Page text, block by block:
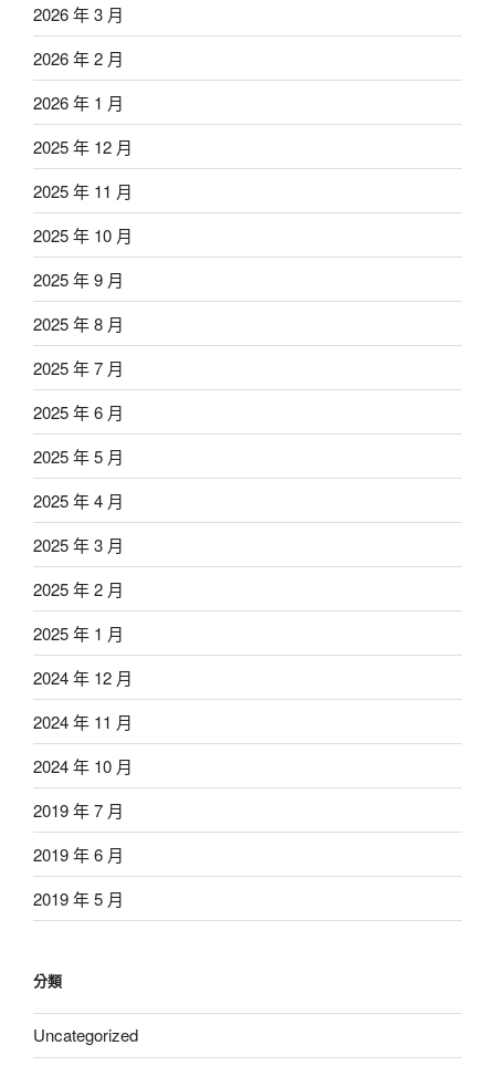
2026 年 3 月
2026 年 2 月
2026 年 1 月
2025 年 12 月
2025 年 11 月
2025 年 10 月
2025 年 9 月
2025 年 8 月
2025 年 7 月
2025 年 6 月
2025 年 5 月
2025 年 4 月
2025 年 3 月
2025 年 2 月
2025 年 1 月
2024 年 12 月
2024 年 11 月
2024 年 10 月
2019 年 7 月
2019 年 6 月
2019 年 5 月
分類
Uncategorized